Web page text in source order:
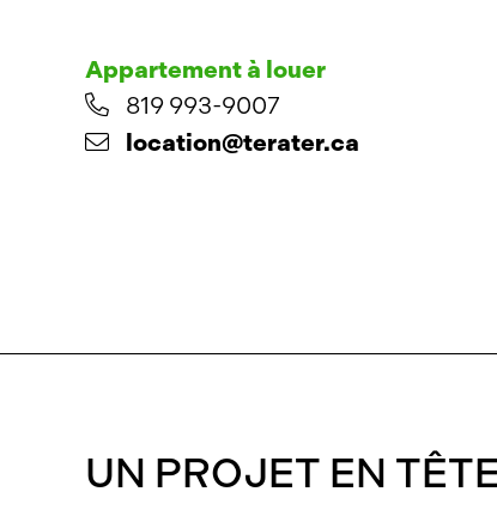
Appartement à louer
819 993-9007
location@terater.ca
UN PROJET EN